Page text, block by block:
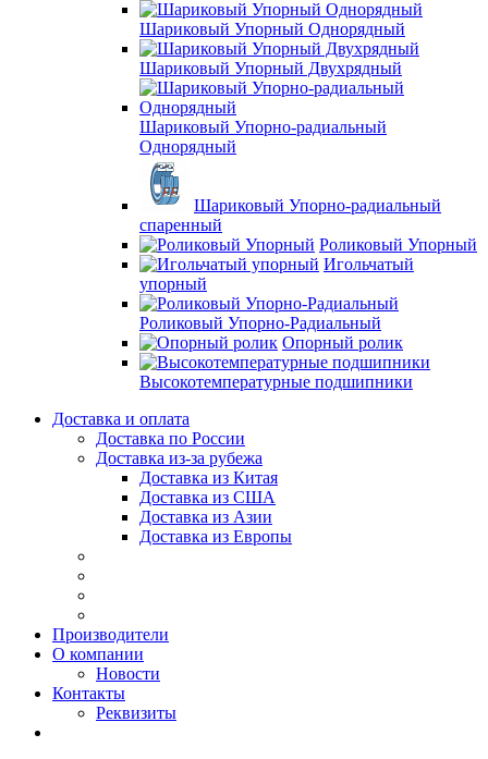
Шариковый Упорный Однорядный
Шариковый Упорный Двухрядный
Шариковый Упорно-радиальный
Однорядный
Шариковый Упорно-радиальный
спаренный
Роликовый Упорный
Игольчатый
упорный
Роликовый Упорно-Радиальный
Опорный ролик
Высокотемпературные подшипники
Доставка и оплата
Доставка по России
Доставка из-за рубежа
Доставка из Китая
Доставка из США
Доставка из Азии
Доставка из Европы
Производители
О компании
Новости
Контакты
Реквизиты